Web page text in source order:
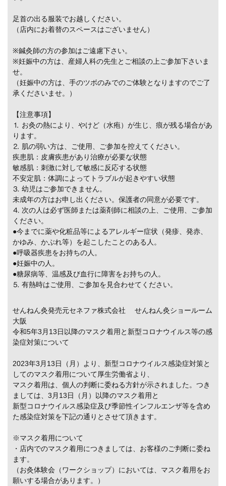
足首の出る服装でお越しください。
（店内にお着替のスペースはございません）
※鍼灸師の方の参加はご遠慮下さい。
※妊娠中の方は、産婦人科の先生とご相談の上ご参加下さいま
せ。
（妊娠中の方は、手のツボのみでのご体験となりますのでご了
承くださいませ。）
【注意事項】
⒈ お灸の熱により、やけど（水疱）が生じ、痕が残る場合があ
ります。
⒉ 肌の弱い方は、ご使用、ご参加を控えてください。
疾患肌：皮膚疾患があり治療が必要な状態
敏感肌：刺激に対して敏感に反応する状態
不安定肌：体調によってトラブルが起きやすい状態
⒊ 幼児はご参加できません。
未成年の方はお申し出ください。保護者の同意が必要です。
⒋ 次の人は必ず医師または薬剤師に相談の上、ご使用、ご参加
ください。
●今までに薬や化粧品等によるアレルギー症状（発疹、発赤、
かゆみ、かぶれ等）を起こしたことのある人。
●呼吸器疾患をお持ちの人。
●妊娠中の人。
●糖尿病等、温感及び血行に障害をお持ちの人。
⒌ 有熱時はご使用、ご参加を見合わせてください。
せんねん灸発売元セネファ株式会社 せんねん灸ショールーム
大阪
令和5年3月13日以降のマスク着用と新型コロナウイルス等の感
染症対策について
2023年3月13日（月）より、新型コロナウイルス感染症対策と
してのマスク着用について厚生労働省より、
マスク着用は、個人の判断に委ねる方針が示されました。つき
ましては、3月13日（月）以降のマスク着用と
新型コロナウイルス感染症及び季節性インフルエンザ等を含め
た感染症対策を下記の通りとさせて頂きます。
※マスク着用について
・店内でのマスク着用につきましては、お客様のご判断に委ね
ます。
（お灸体験会（ワークショップ）においては、マスク着用をお
願いする場合があります。）